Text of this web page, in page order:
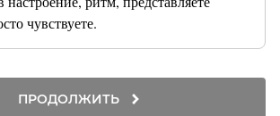
чувствуете.
ПРОДОЛЖИТЬ